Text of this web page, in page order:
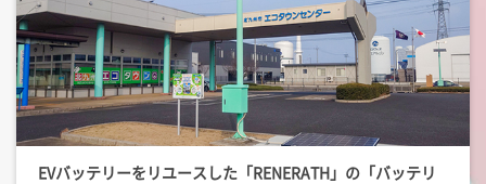
EVバッテリーをリユースした「RENERATH」の「バッテリ